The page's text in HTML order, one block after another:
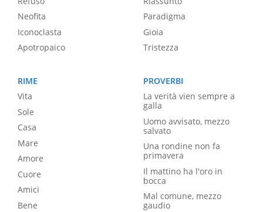
Neofita
Iconoclasta
Apotropaico
Paradigma
Gioia
Tristezza
RIME
Vita
Sole
Casa
Mare
Amore
Cuore
Amici
Bene
PROVERBI
La verità vien sempre a
galla
Uomo avvisato, mezzo
salvato
Una rondine non fa
primavera
Il mattino ha l'oro in
bocca
Mal comune, mezzo
gaudio